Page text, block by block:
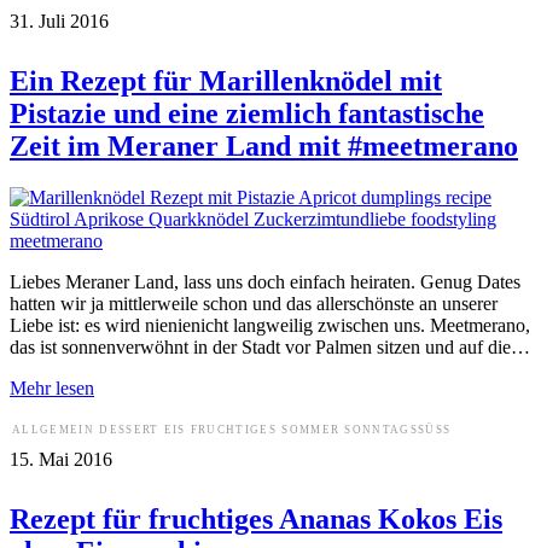
31. Juli 2016
Ein Rezept für Marillenknödel mit
Pistazie und eine ziemlich fantastische
Zeit im Meraner Land mit #meetmerano
Liebes Meraner Land, lass uns doch einfach heiraten. Genug Dates
hatten wir ja mittlerweile schon und das allerschönste an unserer
Liebe ist: es wird nienienicht langweilig zwischen uns. Meetmerano,
das ist sonnenverwöhnt in der Stadt vor Palmen sitzen und auf die…
Mehr lesen
ALLGEMEIN DESSERT EIS FRUCHTIGES SOMMER SONNTAGSSÜSS
15. Mai 2016
Rezept für fruchtiges Ananas Kokos Eis